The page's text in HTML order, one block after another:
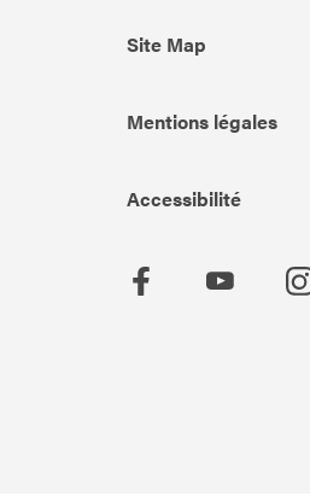
Site Map
Mentions légales
Accessibilité